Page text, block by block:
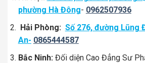
phường Hà Đông- 0962507936
Hải Phòng: Số 276, đường Lũng
An- 0865444587
Bắc Ninh: Đối diện Cao Đẳng Sư